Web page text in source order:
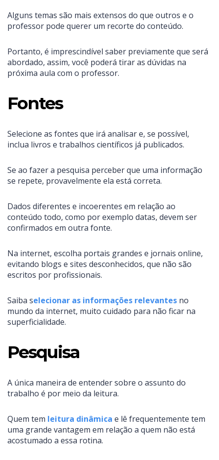
Alguns temas são mais extensos do que outros e o
professor pode querer um recorte do conteúdo.
Portanto, é imprescindível saber previamente que será
abordado, assim, você poderá tirar as dúvidas na
próxima aula com o professor.
Fontes
Selecione as fontes que irá analisar e, se possível,
inclua livros e trabalhos científicos já publicados.
Se ao fazer a pesquisa perceber que uma informação
se repete, provavelmente ela está correta.
Dados diferentes e incoerentes em relação ao
conteúdo todo, como por exemplo datas, devem ser
confirmados em outra fonte.
Na internet, escolha portais grandes e jornais online,
evitando blogs e sites desconhecidos, que não são
escritos por profissionais.
Saiba selecionar as informações relevantes no
mundo da internet, muito cuidado para não ficar na
superficialidade.
Pesquisa
A única maneira de entender sobre o assunto do
trabalho é por meio da leitura.
Quem tem leitura dinâmica e lê frequentemente tem
uma grande vantagem em relação a quem não está
acostumado a essa rotina.